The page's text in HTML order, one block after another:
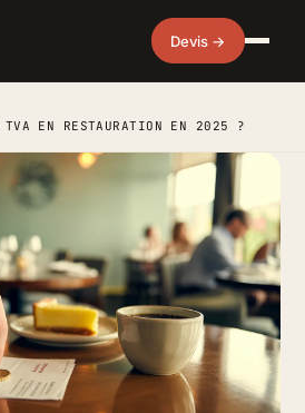
Devis →
TVA EN RESTAURATION EN 2025 ?